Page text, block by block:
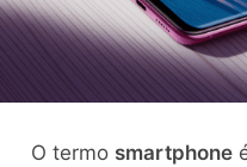
O termo smartphone